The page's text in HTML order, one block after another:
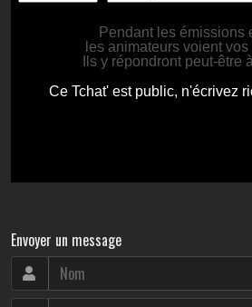
Envoyer un message